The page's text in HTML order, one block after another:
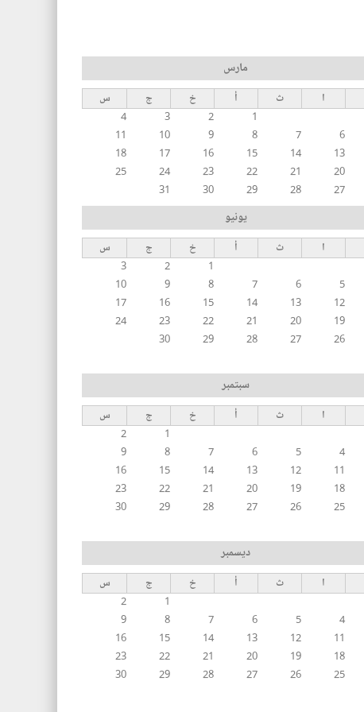
مارس
ا ث أ خ ج
س
1
2
3
4
6
7
8
9
10
11
13
14
15
16
17
18
20
21
22
23
24
25
27
28
29
30
31
يونيو
ا ث أ خ ج
س
1
2
3
5
6
7
8
9
10
12
13
14
15
16
17
19
20
21
22
23
24
26
27
28
29
30
سبتمبر
ا ث أ خ ج
س
1
2
4
5
6
7
8
9
11
12
13
14
15
16
18
19
20
21
22
23
25
26
27
28
29
30
ديسمبر
ا ث أ خ ج
س
1
2
4
5
6
7
8
9
11
12
13
14
15
16
18
19
20
21
22
23
25
26
27
28
29
30